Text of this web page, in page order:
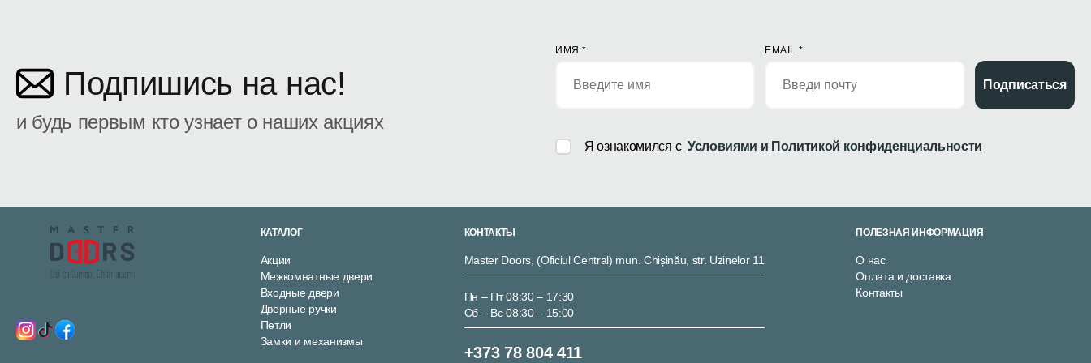
Подпишись на нас!
и будь первым кто узнает о наших акциях
ИМЯ * EMAIL*
Подписаться
Я ознакомился с Условиями и Политикой конфиденциальности
КАТАЛОГ
Акции
Межкомнатные двери
Входные двери
Дверные ручки
Петли
Замки и механизмы
КОНТАКТЫ
Master Doors, (Oficiul Central) mun. Chișinău, str. Uzinelor 11
Пн – Пт 08:30 – 17:30
Сб – Вс 08:30 – 15:00
+373 78 804 411
ПОЛЕЗНАЯ ИНФОРМАЦИЯ
О нас
Оплата и доставка
Контакты